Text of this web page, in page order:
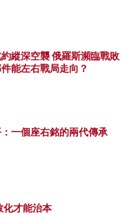
縱深空襲 俄羅斯瀕臨戰敗
能左右戰局走向？
一個座右銘的兩代傳承
化才能治本